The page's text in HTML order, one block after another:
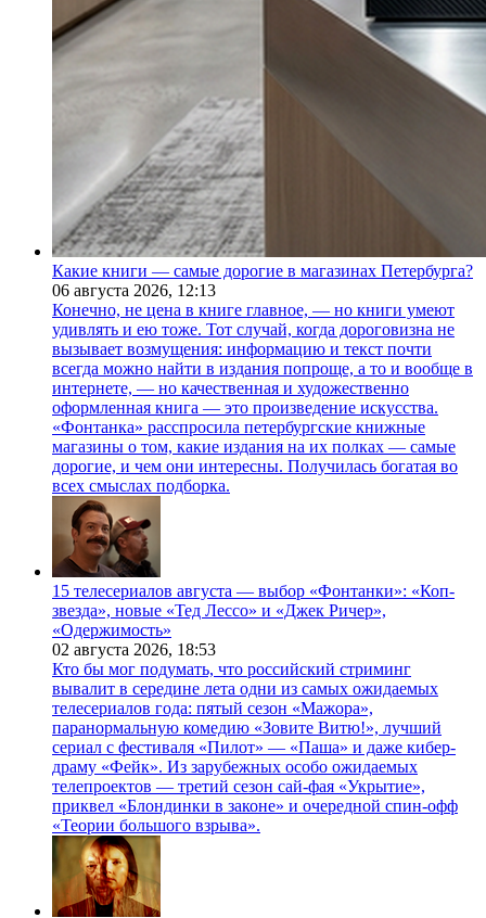
Какие книги — самые дорогие в магазинах Петербурга?
06 августа 2026, 12:13
Конечно, не цена в книге главное, — но книги умеют
удивлять и ею тоже. Тот случай, когда дороговизна не
вызывает возмущения: информацию и текст почти
всегда можно найти в издания попроще, а то и вообще в
интернете, — но качественная и художественно
оформленная книга — это произведение искусства.
«Фонтанка» расспросила петербургские книжные
магазины о том, какие издания на их полках — самые
дорогие, и чем они интересны. Получилась богатая во
всех смыслах подборка.
15 телесериалов августа — выбор «Фонтанки»: «Коп-
звезда», новые «Тед Лессо» и «Джек Ричер»,
«Одержимость»
02 августа 2026, 18:53
Кто бы мог подумать, что российский стриминг
вывалит в середине лета одни из самых ожидаемых
телесериалов года: пятый сезон «Мажора»,
паранормальную комедию «Зовите Витю!», лучший
сериал с фестиваля «Пилот» — «Паша» и даже кибер-
драму «Фейк». Из зарубежных особо ожидаемых
телепроектов — третий сезон сай-фая «Укрытие»,
приквел «Блондинки в законе» и очередной спин-офф
«Теории большого взрыва».